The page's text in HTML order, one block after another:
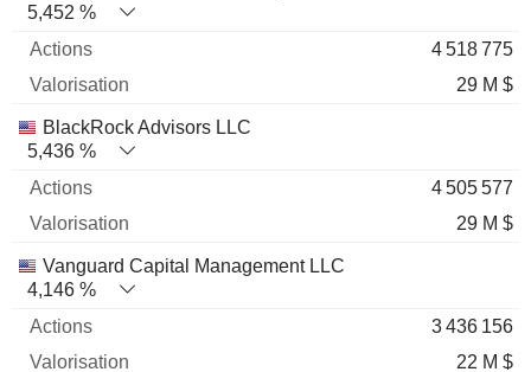
5,452 %
4 518 775
29 M $
BlackRock Advisors LLC
5,436 %
4 505 577
29 M $
Vanguard Capital Management LLC
4,146 %
3 436 156
22 M $